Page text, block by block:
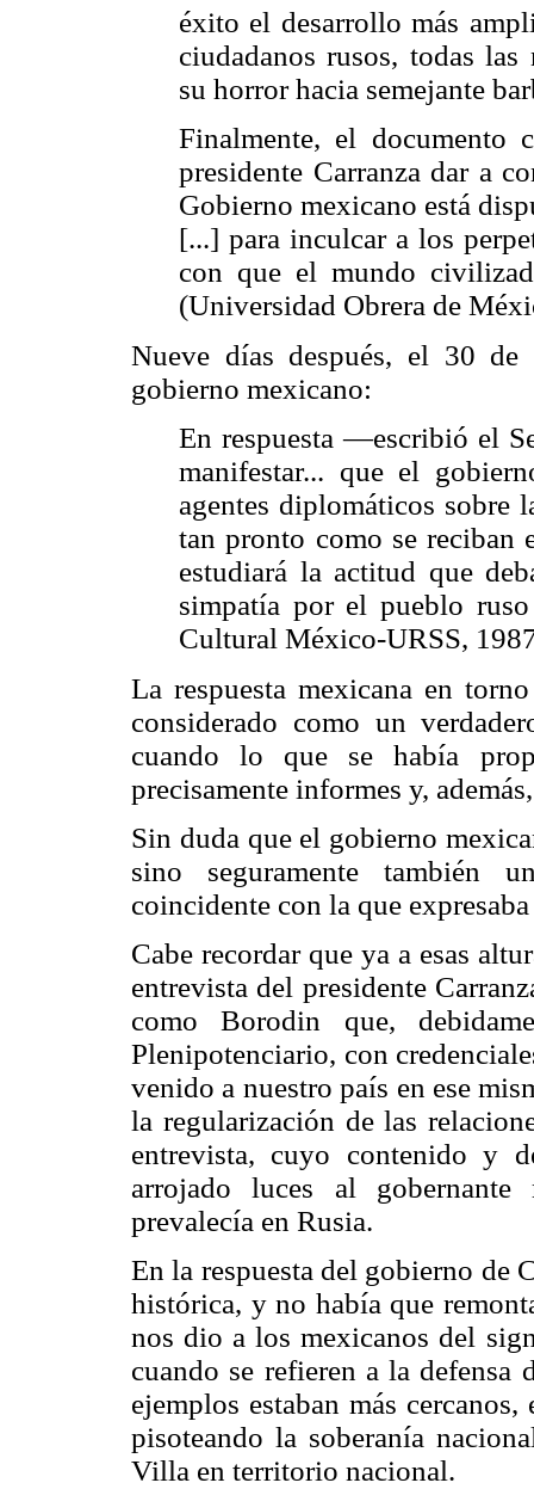
éxito el desarrollo más
ciudadanos rusos, todas
su horror hacia semejante
Finalmente, el documento
presidente Carranza dar a
Gobierno mexicano está
[...] para inculcar a los
con que el mundo
(Universidad Obrera de
Nueve días después, el 30 de
gobierno mexicano:
En respuesta —escribió el
manifestar... que el
agentes diplomáticos sobre
tan pronto como se reciban
estudiará la actitud que
simpatía por el pueblo
Cultural México-URSS,
La respuesta mexicana en
considerado como un
cuando lo que se había
precisamente informes y,
Sin duda que el gobierno
sino seguramente también
coincidente con la que
Cabe recordar que ya a esas
entrevista del presidente
como Borodin que,
Plenipotenciario, con
venido a nuestro país en ese
la regularización de las
entrevista, cuyo contenido y
arrojado luces al
prevalecía en Rusia.
En la respuesta del gobierno de
histórica, y no había que
nos dio a los mexicanos del
cuando se refieren a la
ejemplos estaban más
pisoteando la soberanía
Villa en territorio nacional.